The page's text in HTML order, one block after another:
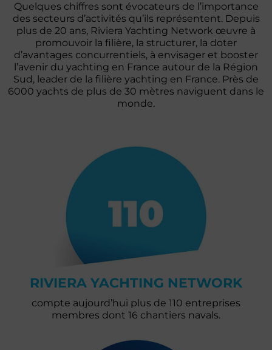
Quelques chiffres sont évocateurs de l’importance
des secteurs d’activités qu’ils représentent. Depuis
plus de 20 ans, Riviera Yachting Network œuvre à
promouvoir la filière, la structurer, la doter
d’avantages concurrentiels, à envisager et booster
l’avenir du yachting en France autour de la Région
Sud, leader de la filière yachting en France. Près de
6000 yachts de plus de 30 mètres naviguent dans le
monde.
RIVIERA YACHTING NETWORK
compte aujourd’hui plus de 110 entreprises
membres dont 16 chantiers navals.